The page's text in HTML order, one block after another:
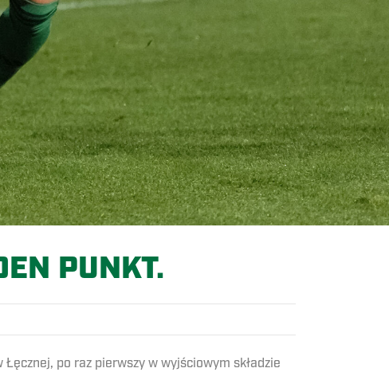
PUNKT.
po raz pierwszy w wyjściowym składzie